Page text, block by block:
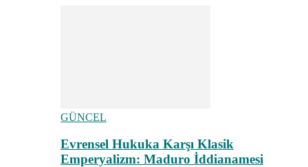
GÜNCEL
Evrensel Hukuka Karşı Klasik
Emperyalizm: Maduro İddianamesi